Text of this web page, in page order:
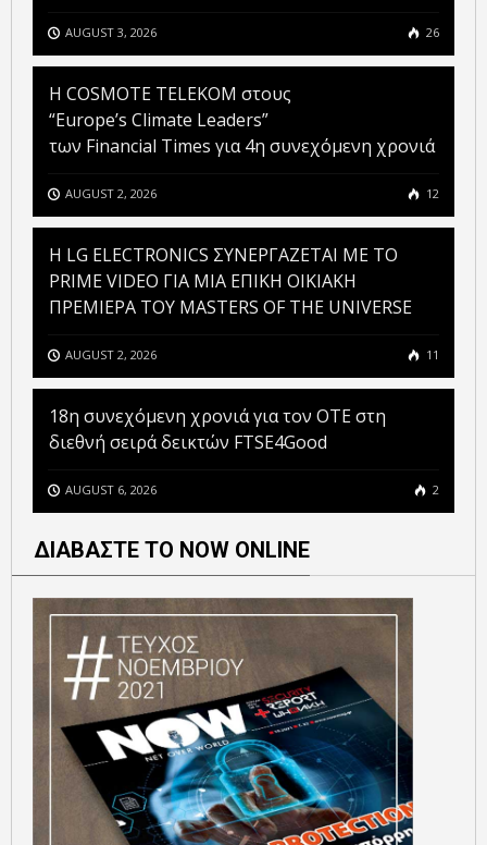
AUGUST 3, 2026 26
Η COSMOTE TELEKOM στους
“Europe’s Climate Leaders”
των Financial Times για 4η συνεχόμενη χρονιά
AUGUST 2, 2026 12
H LG ELECTRONICS ΣΥΝΕΡΓΑΖΕΤΑΙ ΜΕ ΤΟ
PRIME VIDEO ΓΙΑ ΜΙΑ ΕΠΙΚΗ ΟΙΚΙΑΚΗ
ΠΡΕΜΙΕΡΑ ΤΟΥ MASTERS OF THE UNIVERSE
AUGUST 2, 2026 11
18η συνεχόμενη χρονιά για τον ΟΤΕ στη
διεθνή σειρά δεικτών FTSE4Good
AUGUST 6, 2026 2
ΔΙΑΒΑΣΤΕ ΤΟ NOW ONLINE